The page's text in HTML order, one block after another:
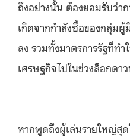
ถึงอย่างนั้น ต้องยอมรับว่า
เกิดจากกำลังซื้อของกลุ่มผู้
ลง รวมทั้งมาตรการรัฐที่ท
เศรษฐกิจไปในช่วงล็อกดา
หากพูดถึงผู้เล่นรายใหญ่สุ